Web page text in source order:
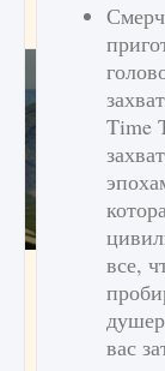
9 августа 2024
Как
«Идет
начать
9 августа 2024
Time
все,
вас